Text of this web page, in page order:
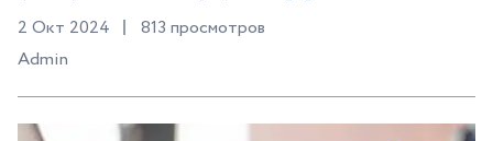
2 Окт 2024
813 просмотров
Admin